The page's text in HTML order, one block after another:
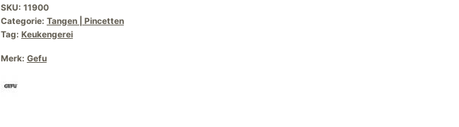
SKU: 11900
Categorie: Tangen | Pincetten
Tag: Keukengerei
Merk: Gefu